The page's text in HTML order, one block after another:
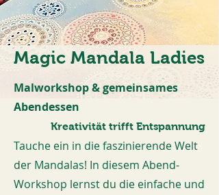
Magic Mandala Ladies
Malworkshop & gemeinsames
Abendessen
Kreativität trifft Entspannung
Tauche ein in die faszinierende Welt
der Mandalas! In diesem Abend-
Workshop lernst du die einfache und